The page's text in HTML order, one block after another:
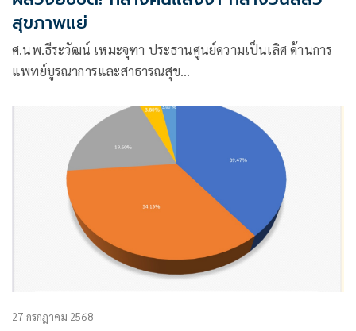
สุขภาพแย่
ศ.นพ.ธีระวัฒน์ เหมะจุฑา ประธานศูนย์ความเป็นเลิศ ด้านการ
แพทย์บูรณาการและสาธารณสุข
27 กรกฎาคม 2568